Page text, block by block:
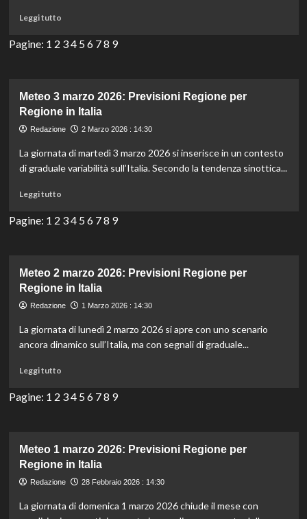
Leggi tuttoLeggi
più
marzo
2026:
Regione
Regione
in
Pagine: 1 2 34 5 6 78 9
Meteo 3 marzo 2026: Previsioni Regione per
Regione in Italia
Redazione 2 Marzo 2026 : 14:30
La giornata di martedì 3 marzo 2026 si inserisce in un contesto
di graduale variabilità sull’Italia. Secondo la tendenza sinottica...
Leggi tuttoLeggi
più
marzo
2026:
Regione
Regione
in
Pagine: 1 2 34 5 6 78 9
Meteo 2 marzo 2026: Previsioni Regione per
Regione in Italia
Redazione 1 Marzo 2026 : 14:30
La giornata di lunedì 2 marzo 2026 si apre con uno scenario
ancora dinamico sull’Italia, ma con segnali di graduale...
Leggi tuttoLeggi
più
marzo
2026:
Regione
Regione
Pagine: 1 2 34 5 6 78 9
Meteo 1 marzo 2026: Previsioni Regione per
Regione in Italia
Redazione 28 Febbraio 2026 : 14:30
La giornata di domenica 1 marzo 2026 chiude il mese con